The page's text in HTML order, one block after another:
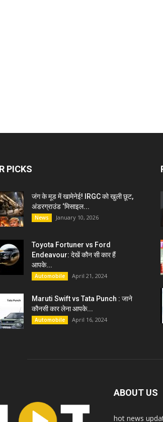
PICKS
जंग के मूड में खामेनेई! IRGC को खुली छूट,
अंडरग्राउंड ‘मिसाइल...
News January 10, 2026
Toyota Fortuner vs Ford
Endeavour: देखें कौन सी कार हैं
आपके...
Automobile April 21, 2024
Maruti Swift vs Tata Punch : जाने
कौनसी कार लेना आपके...
Automobile April 16, 2024
ABOUT US
hot news